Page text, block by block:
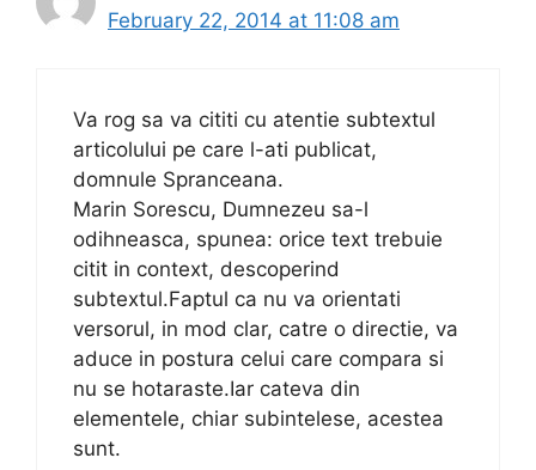
February 22, 2014 at 11:08 am
Va rog sa va cititi cu atentie subtextul
articolului pe care l-ati publicat,
domnule Spranceana.
Marin Sorescu, Dumnezeu sa-l
odihneasca, spunea: orice text trebuie
citit in context, descoperind
subtextul.Faptul ca nu va orientati
versorul, in mod clar, catre o directie, va
aduce in postura celui care compara si
nu se hotaraste.Iar cateva din
elementele, chiar subintelese, acestea
sunt.